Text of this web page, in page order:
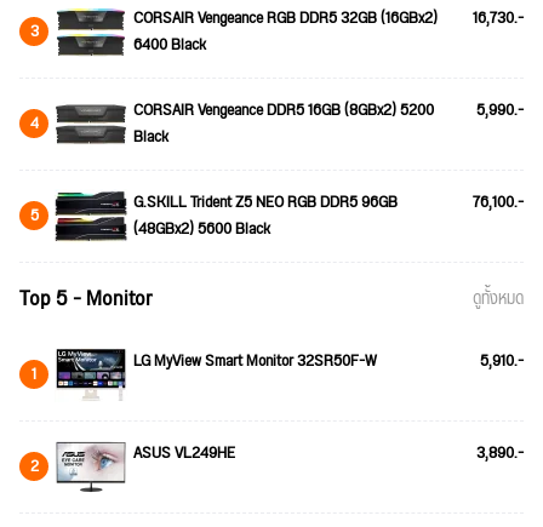
3
CORSAIR Vengeance RGB DDR5 32GB (16GBx2)
6400 Black
16,730.-
4
CORSAIR Vengeance DDR5 16GB (8GBx2) 5200
Black
5,990.-
5
G.SKILL Trident Z5 NEO RGB DDR5 96GB
(48GBx2) 5600 Black
76,100.-
Top 5 - Monitor ดูทั้งหมด
1 LG MyView Smart Monitor 32SR50F-W 5,910.-
2 ASUS VL249HE 3,890.-